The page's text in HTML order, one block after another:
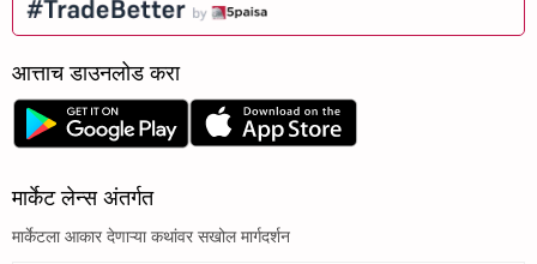
आत्ताच डाउनलोड करा
मार्केट लेन्स अंतर्गत
मार्केटला आकार देणाऱ्या कथांवर सखोल मार्गदर्शन